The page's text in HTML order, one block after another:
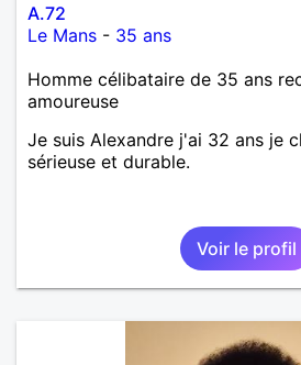
A.72
Le Mans - 35 ans
Homme célibataire de 35 ans
amoureuse
Je suis Alexandre j'ai 32 ans je
sérieuse et durable.
Voir le profil